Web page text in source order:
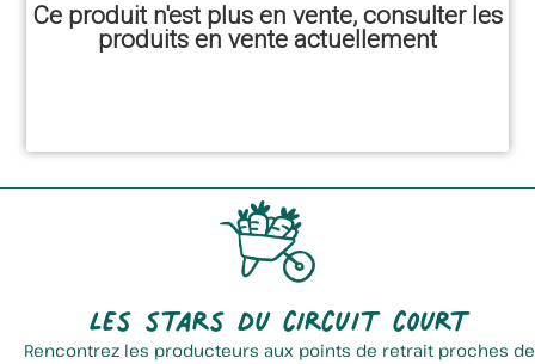
Ce produit n'est plus en vente, consulter les
produits en vente actuellement
Les stars du circuit court
Rencontrez les producteurs aux points de retrait proches de